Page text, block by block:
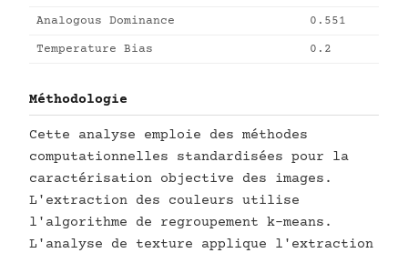
Analogous Dominance 0.551
Temperature Bias 0.2
Méthodologie
Cette analyse emploie des méthodes
computationnelles standardisées pour la
caractérisation objective des images.
L'extraction des couleurs utilise
l'algorithme de regroupement k-means.
L'analyse de texture applique l'extraction